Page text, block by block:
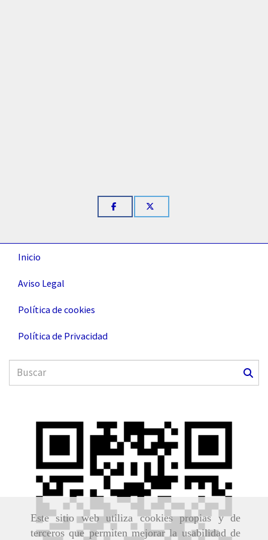
Este sitio web utiliza cookies propias y de
terceros que permiten mejorar la usabilidad de
Inicio
Aviso Legal
Política de cookies
Política de Privacidad